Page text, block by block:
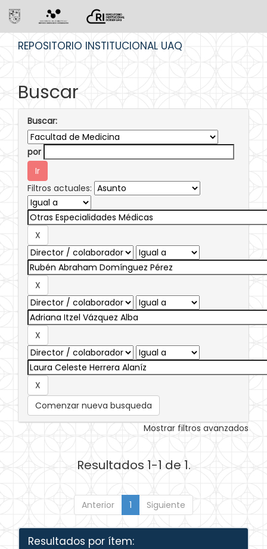
REPOSITORIO INSTITUCIONAL UAQ
Buscar
Buscar:
por
Filtros actuales:
Comenzar nueva busqueda
Mostrar filtros avanzados
Resultados 1-1 de 1.
Anterior 1 Siguiente
Resultados por ítem: